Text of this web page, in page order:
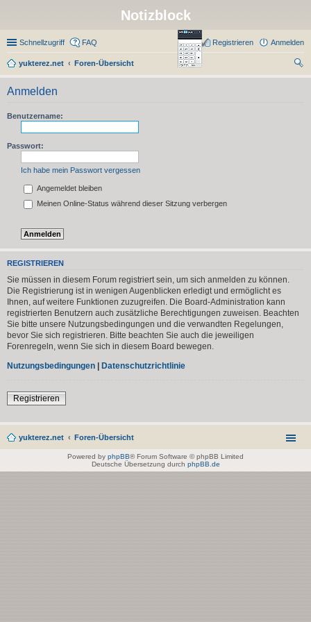
Notizblock
Schnellzugriff FAQ Anmelden
Registrieren
yukterez.net
Foren-Übersicht
uc
Anmelden
Benutzername:
Passwort:
Ich habe mein Passwort vergessen
Angemeldet bleiben
Meinen Online-Status während dieser Sitzung verbergen
REGISTRIEREN
Sie müssen in diesem Forum registriert sein, um sich anmelden zu können.
Die Registrierung ist in wenigen Augenblicken erledigt und ermöglicht es
Ihnen, auf weitere Funktionen zuzugreifen. Die Board-Administration kann
registrierten Benutzern auch zusätzliche Berechtigungen zuweisen. Beachten
Sie bitte unsere Nutzungsbedingungen und die verwandten Regelungen,
bevor Sie sich registrieren. Bitte beachten Sie auch die jeweiligen
Forenregeln, wenn Sie sich in diesem Board bewegen.
Nutzungsbedingungen | Datenschutzrichtlinie
Registrieren
yukterez.net Foren-Übersicht
Powered by phpBB® Forum Software © phpBB Limited
Deutsche Übersetzung durch phpBB.de